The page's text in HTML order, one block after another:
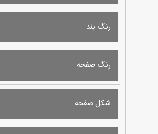
رنگ بند
رنگ صفحه
شکل صفحه